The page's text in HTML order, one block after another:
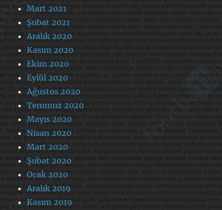
Mart 2021
Şubat 2021
Aralık 2020
Kasım 2020
Ekim 2020
Eylül 2020
Ağustos 2020
Temmuz 2020
Mayıs 2020
Nisan 2020
Mart 2020
Şubat 2020
Ocak 2020
Aralık 2019
Kasım 2019